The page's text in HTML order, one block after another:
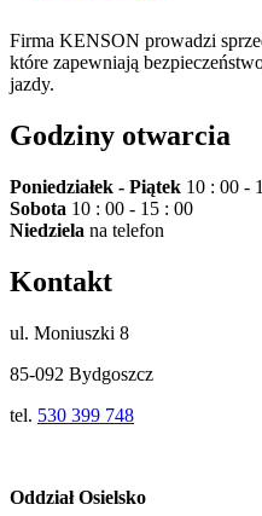
Firma KENSON prowadzi
które zapewniają
jazdy.
Godziny otwarcia
Poniedziałek - Piątek 10 : 00 -
Sobota 10 : 00 - 15 : 00
Niedziela na telefon
Kontakt
ul. Moniuszki 8
85-092 Bydgoszcz
tel. 530 399 748
Oddział Osielsko